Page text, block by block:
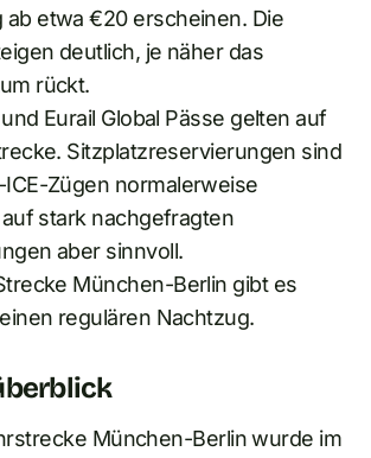
ab etwa €20 erscheinen. Die
deutlich, je näher das
rückt.
Eurail Global Pässe gelten auf
Sitzplatzreservierungen sind
ICE-Zügen normalerweise
stark nachgefragten
aber sinnvoll.
München-Berlin gibt es
regulären Nachtzug.
München-Berlin wurde im